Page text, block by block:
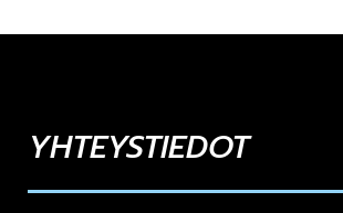
YHTEYSTIEDOT